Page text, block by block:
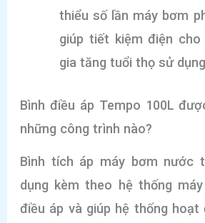
thiểu số lần máy bơm
giúp tiết kiệm điện
gia tăng tuổi thọ sử
Bình điều áp Tempo 100L
những công trình nào?
Bình tích áp máy bơm nước
dụng kèm theo hệ thống
điều áp và giúp hệ thống hoạt